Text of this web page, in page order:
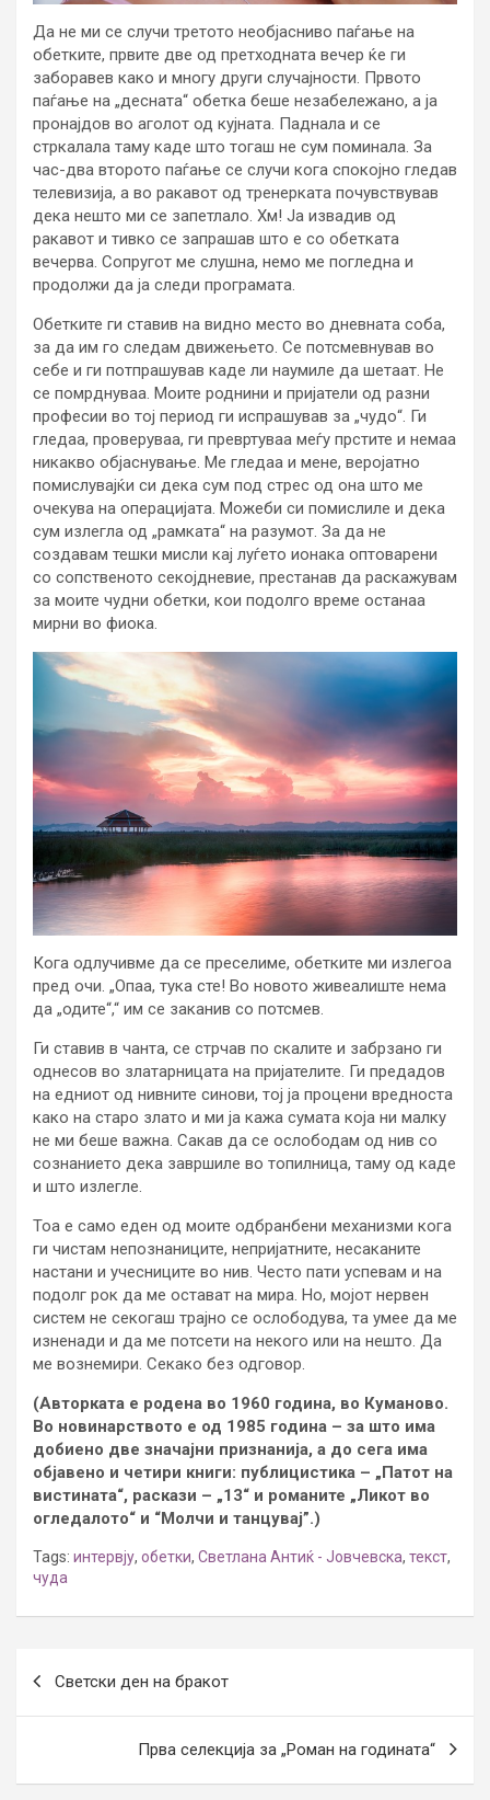
Да не ми се случи третото необјасниво паѓање на
обетките, првите две од претходната вечер ќе ги
заборавев како и многу други случајности. Првото
паѓање на „десната“ обетка беше незабележано, а ја
пронајдов во аголот од кујната. Паднала и се
стркалала таму каде што тогаш не сум поминала. За
час-два второто паѓање се случи кога спокојно гледав
телевизија, а во ракавот од тренерката почувствував
дека нешто ми се запетлало. Хм! Ја извадив од
ракавот и тивко се запрашав што е со обетката
вечерва. Сопругот ме слушна, немо ме погледна и
продолжи да ја следи програмата.
Обетките ги ставив на видно место во дневната соба,
за да им го следам движењето. Се потсмевнував во
себе и ги потпрашував каде ли наумиле да шетаат. Не
се помрднуваа. Моите роднини и пријатели од разни
професии во тој период ги испрашував за „чудо“. Ги
гледаа, проверуваа, ги превртуваа меѓу прстите и немаа
никакво објаснување. Ме гледаа и мене, веројатно
помислувајќи си дека сум под стрес од она што ме
очекува на операцијата. Можеби си помислиле и дека
сум излегла од „рамката“ на разумот. За да не
создавам тешки мисли кај луѓето ионака оптоварени
со сопственото секојдневие, престанав да раскажувам
за моите чудни обетки, кои подолго време останаа
мирни во фиока.
Кога одлучивме да се преселиме, обетките ми излегоа
пред очи. „Опаа, тука сте! Во новото живеалиште нема
да „одите“,“ им се заканив со потсмев.
Ги ставив в чанта, се стрчав по скалите и забрзано ги
однесов во златарницата на пријателите. Ги предадов
на едниот од нивните синови, тој ја процени вредноста
како на старо злато и ми ја кажа сумата која ни малку
не ми беше важна. Сакав да се ослободам од нив со
сознанието дека завршиле во топилница, таму од каде
и што излегле.
Тоа е само еден од моите одбранбени механизми кога
ги чистам непознаниците, непријатните, несаканите
настани и учесниците во нив. Често пати успевам и на
подолг рок да ме остават на мира. Но, мојот нервен
систем не секогаш трајно се ослободува, та умее да ме
изненади и да ме потсети на некого или на нешто. Да
ме вознемири. Секако без одговор.
(Авторката е родена во 1960 година, во Куманово.
Во новинарството е од 1985 година – за што има
добиено две значајни признанија, а до сега има
објавено и четири книги: публицистика – „Патот на
вистината“, раскази – „13“ и романите „Ликот во
огледалото“ и “Молчи и танцувај”.)
Tags: интервју, обетки, Светлана Антиќ - Јовчевска, текст,
чуда
navigation
Светски ден на бракот
Прва селекција за „Роман на годината“